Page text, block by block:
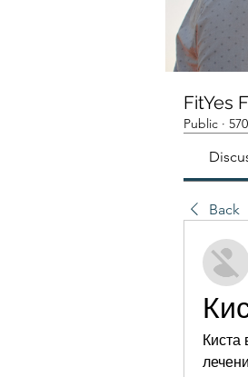
FitYes
Public ·
Back
Киста